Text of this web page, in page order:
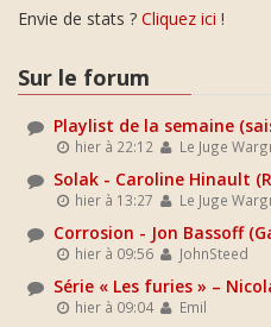
Envie de stats ? Cliquez ici !
Sur le forum
Playlist de la semaine
hier à 22:12 Le Juge
Solak - Caroline Hinault
hier à 13:27 Le Juge
Corrosion - Jon Bassoff
hier à 09:56 JohnSteed
Série « Les furies » –
hier à 09:04 Emil